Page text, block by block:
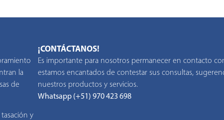
la
de
y
¡CONTÁCTANOS!
Es importante para nosotros permanecer en contacto
estamos encantados de contestar sus consultas,
nuestros productos y servicios.
Whatsapp (+51) 970 423 698